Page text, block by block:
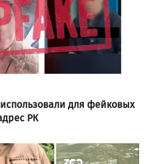
для фейковых
РК